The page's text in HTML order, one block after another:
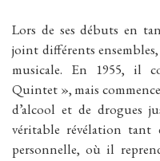
Lors de ses débuts en
joint différents
musicale. En 1955, il
Quintet », mais
d’alcool et de drogues
véritable révélation tant
personnelle, où il